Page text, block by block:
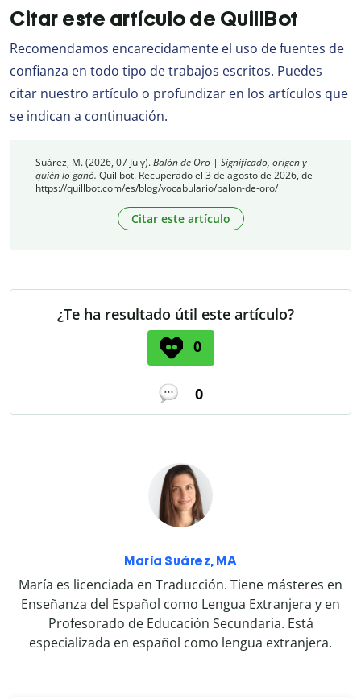
Citar este artículo de QuillBot
Recomendamos encarecidamente el uso de fuentes de
confianza en todo tipo de trabajos escritos. Puedes
citar nuestro artículo o profundizar en los artículos que
se indican a continuación.
Suárez, M. (2026, 07 July).Balón de Oro | Significado, origen y
quién lo ganó. Quillbot. Recuperado el 3 de agosto de 2026, de
https://quillbot.com/es/blog/vocabulario/balon-de-oro/
Citar este artículo
¿Te ha resultado útil este artículo?
0
0
María Suárez, MA
María es licenciada en Traducción. Tiene másteres en
Enseñanza del Español como Lengua Extranjera y en
Profesorado de Educación Secundaria. Está
especializada en español como lengua extranjera.